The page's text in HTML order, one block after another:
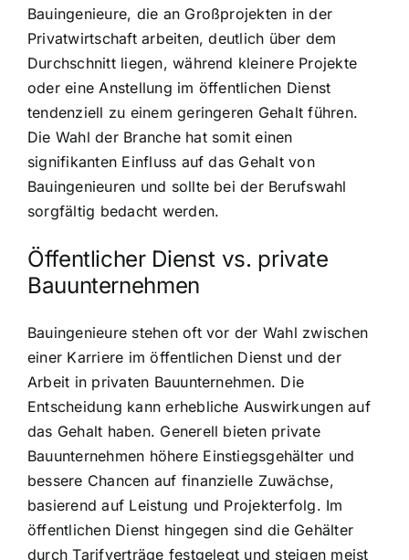
Bauingenieure, die an Großprojekten in der
Privatwirtschaft arbeiten, deutlich über dem
Durchschnitt liegen, während kleinere Projekte
oder eine Anstellung im öffentlichen Dienst
tendenziell zu einem geringeren Gehalt führen.
Die Wahl der Branche hat somit einen
signifikanten Einfluss auf das Gehalt von
Bauingenieuren und sollte bei der Berufswahl
sorgfältig bedacht werden.
Öffentlicher Dienst vs. private
Bauunternehmen
Bauingenieure stehen oft vor der Wahl zwischen
einer Karriere im öffentlichen Dienst und der
Arbeit in privaten Bauunternehmen. Die
Entscheidung kann erhebliche Auswirkungen auf
das Gehalt haben. Generell bieten private
Bauunternehmen höhere Einstiegsgehälter und
bessere Chancen auf finanzielle Zuwächse,
basierend auf Leistung und Projekterfolg. Im
öffentlichen Dienst hingegen sind die Gehälter
durch Tarifverträge festgelegt und steigen meist